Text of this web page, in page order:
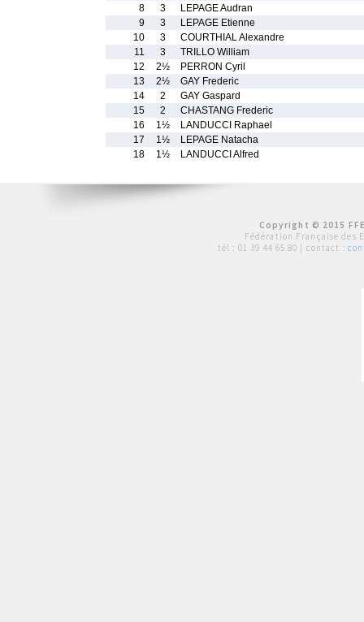
8
3
LEPAGE Audran
9
3
LEPAGE Etienne
10
3
COURTHIAL Alexandre
11
3
TRILLO William
12
2½
PERRON Cyril
13
2½
GAY Frederic
14
2
GAY Gaspard
15
2
CHASTANG Frederic
16
1½
LANDUCCI Raphael
17
1½
LEPAGE Natacha
18
1½ LANDUCCI Alfred
Copyright © 2015
Fédération Française des
tél : 01 39 44 65 80 | contact :